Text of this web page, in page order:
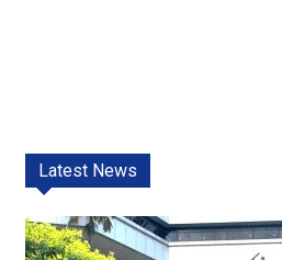
Latest News